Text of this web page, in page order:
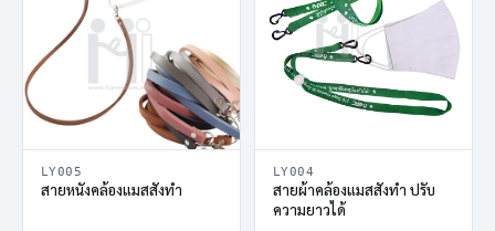
LY005
สายหนังคล้องแมสสั่งทำ
LY004
สายผ้าคล้องแมสสั่งทำ ปรับ
ความยาวได้